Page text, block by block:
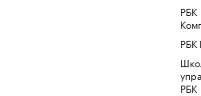
РБК
РБК
РБК